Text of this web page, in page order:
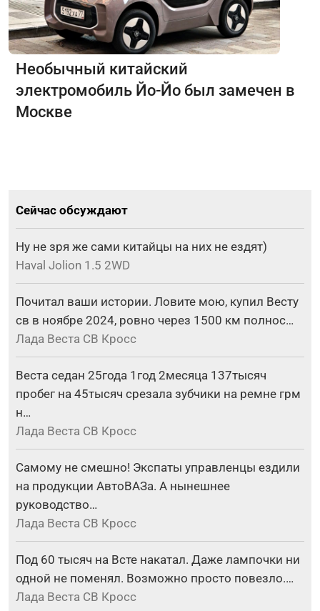
Необычный китайский
электромобиль Йо-Йо был замечен в
Москве
Сейчас обсуждают
Ну не зря же сами китайцы на них не ездят)
Haval Jolion 1.5 2WD
Почитал ваши истории. Ловите мою, купил Весту
св в ноябре 2024, ровно через 1500 км полнос…
Лада Веста СВ Кросс
Веста седан 25года 1год 2месяца 137тысяч
пробег на 45тысяч срезала зубчики на ремне грм
н…
Лада Веста СВ Кросс
Самому не смешно! Экспаты управленцы ездили
на продукции АвтоВАЗа. А нынешнее
руководство…
Лада Веста СВ Кросс
Под 60 тысяч на Всте накатал. Даже лампочки ни
одной не поменял. Возможно просто повезло.…
Лада Веста СВ Кросс